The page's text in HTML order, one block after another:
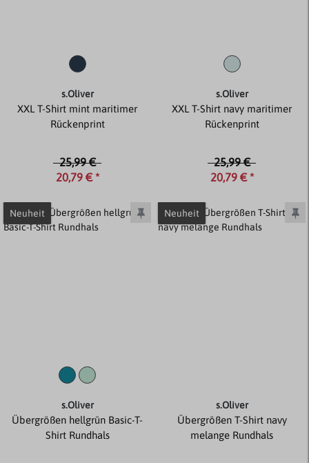
s.Oliver
XXL T-Shirt mint maritimer
Rückenprint
25,99 €
20,79 € *
s.Oliver
XXL T-Shirt navy maritimer
Rückenprint
25,99 €
20,79 € *
Neuheit
s.Oliver
Übergrößen hellgrün Basic-T-
Shirt Rundhals
Neuheit
s.Oliver
Übergrößen T-Shirt navy
melange Rundhals